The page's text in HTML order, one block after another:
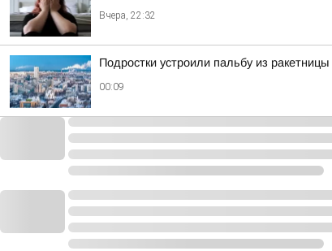
Вчера, 22:32
Подростки устроили пальбу из
00:09